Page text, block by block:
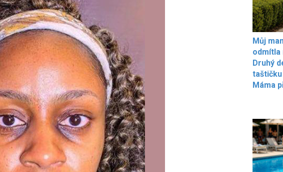
Můj
odmítla
Druhý
taštičku
Máma